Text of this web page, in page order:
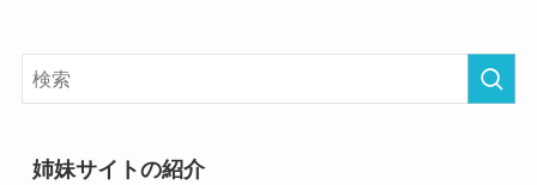
姉妹サイトの紹介